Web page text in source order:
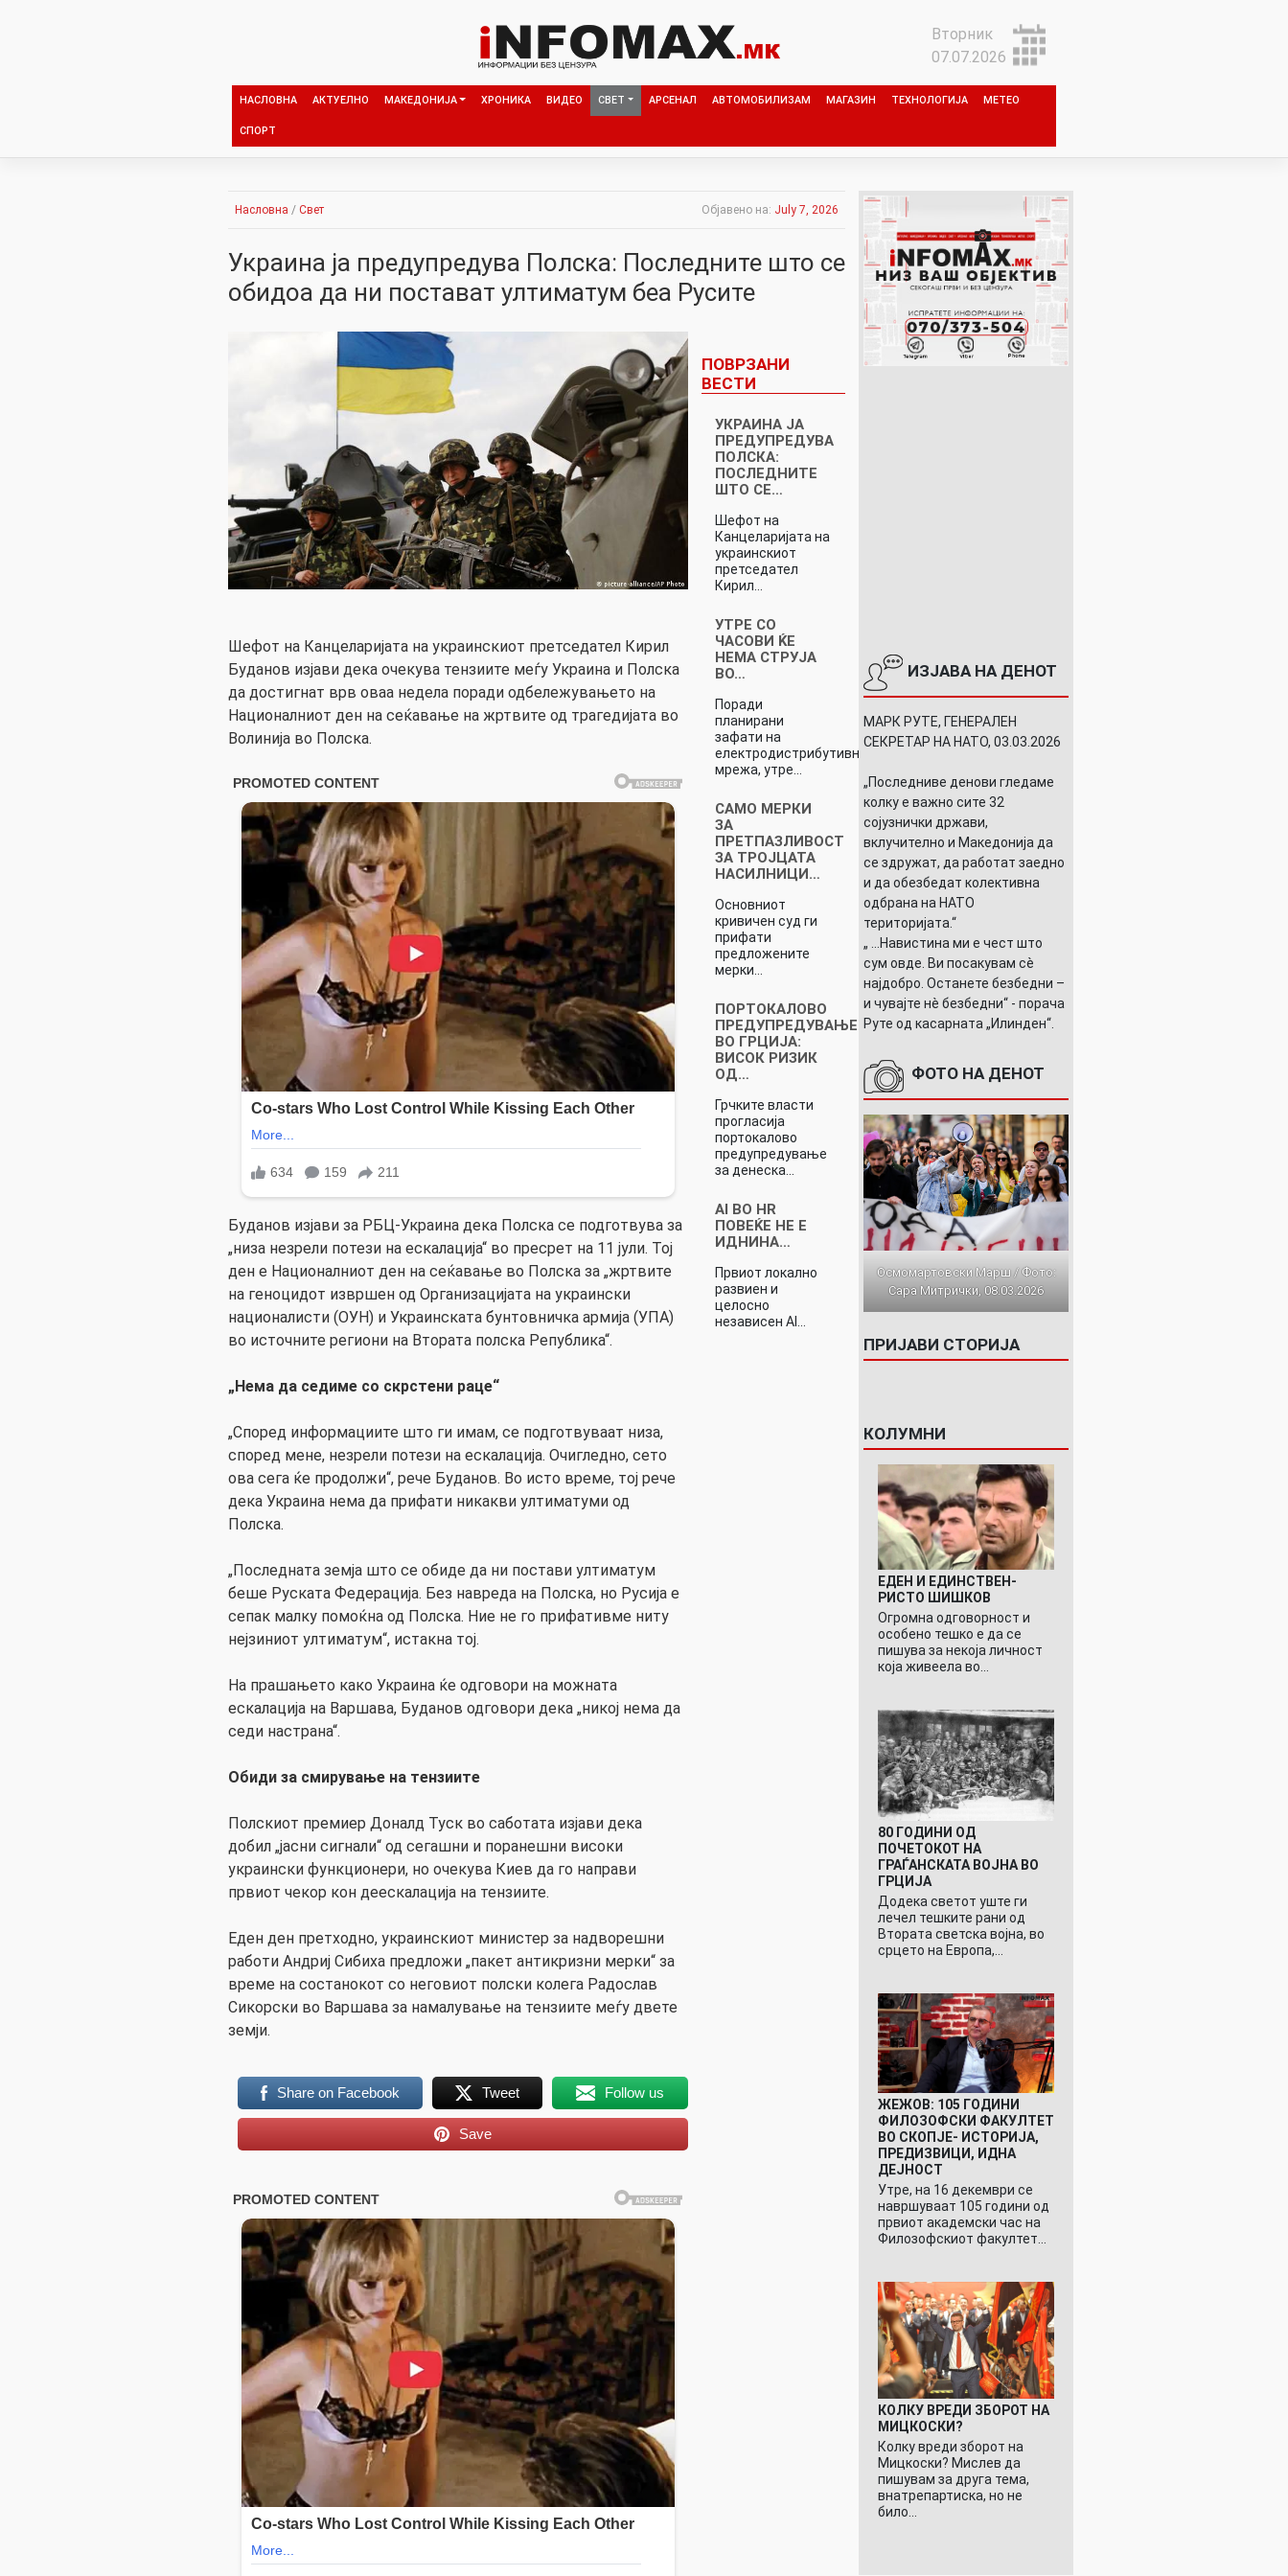
Вторник
07.07.2026
НАСЛОВНА АКТУЕЛНО МАКЕДОНИЈА ХРОНИКА ВИДЕО СВЕТ АРСЕНАЛ АВТОМОБИЛИЗАМ МАГАЗИН ТЕХНОЛОГИЈА МЕТЕО
СПОРТ
Насловна / Свет Објавено на: July 7, 2026
Украина ја предупредува Полска: Последните што се
обидоа да ни постават ултиматум беа Русите
Шефот на Канцеларијата на украинскиот претседател Кирил
Буданов изјави дека очекува тензиите меѓу Украина и Полска
да достигнат врв оваа недела поради одбележувањето на
Националниот ден на сеќавање на жртвите од трагедијата во
Волинија во Полска.
Буданов изјави за РБЦ-Украина дека Полска се подготвува за
„низа незрели потези на ескалација“ во пресрет на 11 јули. Тој
ден е Националниот ден на сеќавање во Полска за „жртвите
на геноцидот извршен од Организацијата на украински
националисти (ОУН) и Украинската бунтовничка армија (УПА)
во источните региони на Втората полска Република“.
„Нема да седиме со скрстени раце“
„Според информациите што ги имам, се подготвуваат низа,
според мене, незрели потези на ескалација. Очигледно, сето
ова сега ќе продолжи“, рече Буданов. Во исто време, тој рече
дека Украина нема да прифати никакви ултиматуми од
Полска.
„Последната земја што се обиде да ни постави ултиматум
беше Руската Федерација. Без навреда на Полска, но Русија е
сепак малку помоќна од Полска. Ние не го прифативме ниту
нејзиниот ултиматум“, истакна тој.
На прашањето како Украина ќе одговори на можната
ескалација на Варшава, Буданов одговори дека „никој нема да
седи настрана“.
Обиди за смирување на тензиите
Полскиот премиер Доналд Туск во саботата изјави дека
добил „јасни сигнали“ од сегашни и поранешни високи
украински функционери, но очекува Киев да го направи
првиот чекор кон деескалација на тензиите.
Еден ден претходно, украинскиот министер за надворешни
работи Андриј Сибиха предложи „пакет антикризни мерки“ за
време на состанокот со неговиот полски колега Радослав
Сикорски во Варшава за намалување на тензиите меѓу двете
земји.
Share on Facebook Tweet Follow us
Save
ПОВРЗАНИ
ВЕСТИ
УКРАИНА ЈА
ПРЕДУПРЕДУВА
ПОЛСКА:
ПОСЛЕДНИТЕ
ШТО СЕ…
Шефот на
Канцеларијата на
украинскиот
претседател
Кирил…
УТРЕ СО
ЧАСОВИ ЌЕ
НЕМА СТРУЈА
ВО…
Поради
планирани
зафати на
електродистрибутивната
мрежа, утре…
САМО МЕРКИ
ЗА
ПРЕТПАЗЛИВОСТ
ЗА ТРОЈЦАТА
НАСИЛНИЦИ…
Основниот
кривичен суд ги
прифати
предложените
мерки…
ПОРТОКАЛОВО
ПРЕДУПРЕДУВАЊЕ
ВО ГРЦИЈА:
ВИСОК РИЗИК
ОД…
Грчките власти
прогласија
портокалово
предупредување
за денеска…
AI ВО HR
ПОВЕЌЕ НЕ Е
ИДНИНА…
Првиот локално
развиен и
целосно
независен AI…
ИЗЈАВА НА ДЕНОТ
МАРК РУТЕ, ГЕНЕРАЛЕН
СЕКРЕТАР НА НАТО, 03.03.2026
„Последниве денови гледаме
колку е важно сите 32
сојузнички држави,
вклучително и Македонија да
се здружат, да работат заедно
и да обезбедат колективна
одбрана на НАТО
територијата.“
„ ...Навистина ми е чест што
сум овде. Ви посакувам сè
најдобро. Останете безбедни –
и чувајте нè безбедни“ - порача
Руте од касарната „Илинден“.
ФОТО НА ДЕНОТ
Осмомартовски Марш / Фото:
Сара Митрички, 08.03.2026
ПРИЈАВИ СТОРИЈА
КОЛУМНИ
ЕДЕН И ЕДИНСТВЕН-
РИСТО ШИШКОВ
Огромна одговорност и
особено тешко е да се
пишува за некоја личност
која живеела во…
80 ГОДИНИ ОД
ПОЧЕТОКОТ НА
ГРАЃАНСКАТА ВОЈНА ВО
ГРЦИЈА
Додека светот уште ги
лечел тешките рани од
Втората светска војна, во
срцето на Европа,…
ЖЕЖОВ: 105 ГОДИНИ
ФИЛОЗОФСКИ ФАКУЛТЕТ
ВО СКОПЈЕ- ИСТОРИЈА,
ПРЕДИЗВИЦИ, ИДНА
ДЕЈНОСТ
Утре, на 16 декември се
навршуваат 105 години од
првиот академски час на
Филозофскиот факултет…
КОЛКУ ВРЕДИ ЗБОРОТ НА
МИЦКОСКИ?
Колку вреди зборот на
Мицкоски? Мислев да
пишувам за друга тема,
внатрепартиска, но не
било…